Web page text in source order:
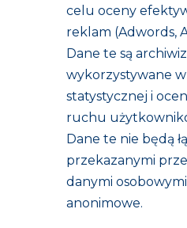
celu oceny
reklam (Adwords,
Dane te są
wykorzystywane
statystycznej i
ruchu
Dane te nie będą
przekazanymi
danymi osobowymi
anonimowe.